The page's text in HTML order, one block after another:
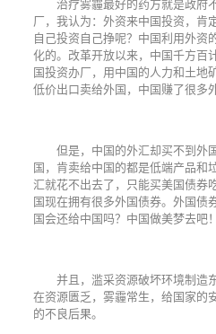
治疗雾霾最好的药方就是政府
厂，我认为：外资来中国投资，肯
自己投资自己挣呢？中国利用外资
化的。改革开放以来，中国千方百
国投资办厂，用中国的人力和土地
低价出口卖给外国，中国赚了很多外
但是，中国的外汇却买不到外
国，肯卖给中国的都是低端产品和
汇就花不出去了，只能买美国债券
国现在拥有很多外国债券。外国债
国会还给中国吗？中国做美梦去吧！
并且，滥采资源破坏环境制造
在资源匮乏，雾霾常生，给国家的
的不良后果。